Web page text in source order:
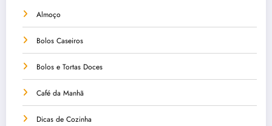
Almoço
Bolos Caseiros
Bolos e Tortas Doces
Café da Manhã
Dicas de Cozinha